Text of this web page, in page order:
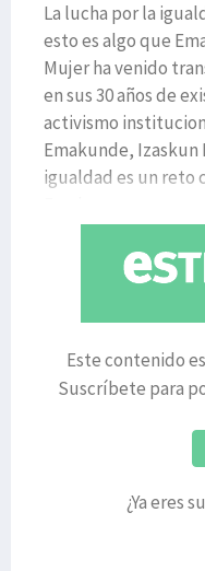
La lucha por la
esto es algo que
Mujer ha venido
en sus 30 años de
activismo
Emakunde,
igualdad es un reto
Este contenido
Suscríbete para
¿Ya eres